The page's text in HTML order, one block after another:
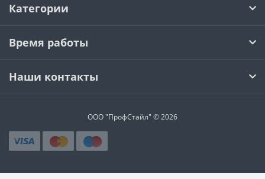
Категории
Время работы
Наши контакты
ООО "ПрофСтайл" © 2026